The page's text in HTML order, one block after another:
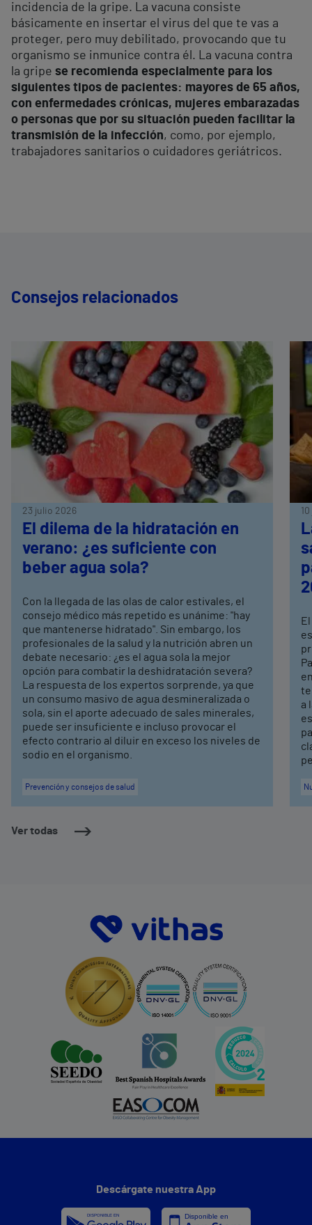
incidencia de la gripe. La vacuna consiste
básicamente en insertar el virus del que te vas a
proteger, pero muy debilitado, provocando que tu
organismo se inmunice contra él. La vacuna contra
la gripe se recomienda especialmente para los
siguientes tipos de pacientes: mayores de 65 años,
con enfermedades crónicas, mujeres embarazadas
o personas que por su situación pueden facilitar la
transmisión de la infección, como, por ejemplo,
trabajadores sanitarios o cuidadores geriátricos.
Consejos relacionados
Ver todas
23 julio 2026
El dilema de la hidratación en
verano: ¿es suficiente con
beber agua sola?
Con la llegada de las olas de calor estivales, el
consejo médico más repetido es unánime: "hay
que mantenerse hidratado". Sin embargo, los
profesionales de la salud y la nutrición abren un
debate necesario: ¿es el agua sola la mejor
opción para combatir la deshidratación severa?
La respuesta de los expertos sorprende, ya que
un consumo masivo de agua desmineralizada o
sola, sin el aporte adecuado de sales minerales,
puede ser insuficiente e incluso provocar el
efecto contrario al diluir en exceso los niveles de
sodio en el organismo.
Prevención y consejos de salud
a
Descárgate nuestra App